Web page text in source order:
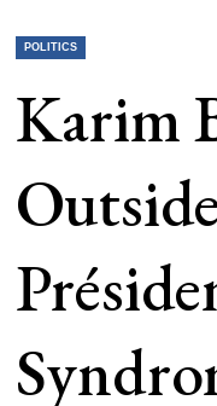
POLITICS
Karim